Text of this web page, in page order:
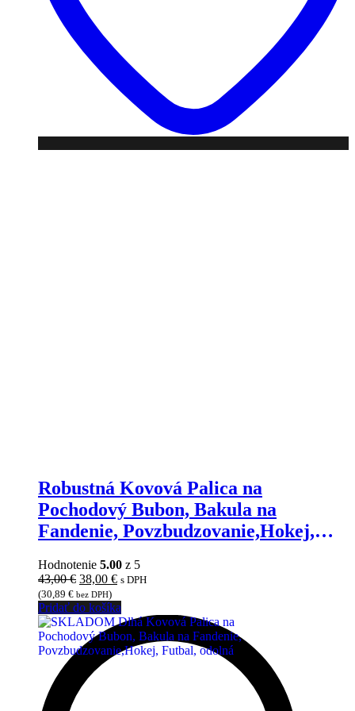
Robustná Kovová Palica na
Pochodový Bubon, Bakula na
Fandenie, Povzbudzovanie,Hokej,
Hodnotenie 5.00 z 5
43,00€ Pôvodná
cena
bola:
43,00 €.
38,00 €Aktuálna
je:
38,00 €.
s DPH
(30,89 € bez DPH)
Pridať do košíka